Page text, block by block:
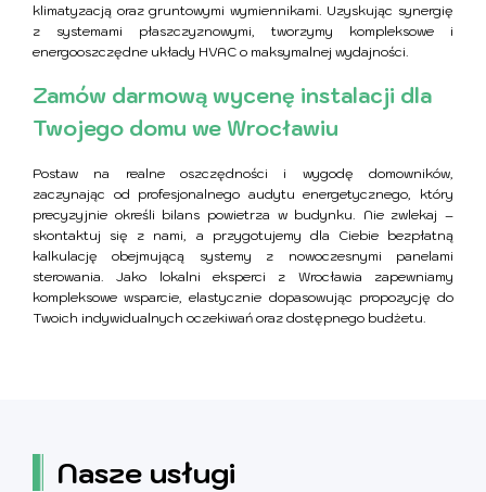
klimatyzacją oraz gruntowymi wymiennikami. Uzyskując synergię
z systemami płaszczyznowymi, tworzymy kompleksowe i
energooszczędne układy HVAC o maksymalnej wydajności.
Zamów darmową wycenę instalacji dla
Twojego domu we Wrocławiu
Postaw na realne oszczędności i wygodę domowników,
zaczynając od profesjonalnego audytu energetycznego, który
precyzyjnie określi bilans powietrza w budynku. Nie zwlekaj –
skontaktuj się z nami, a przygotujemy dla Ciebie bezpłatną
kalkulację obejmującą systemy z nowoczesnymi panelami
sterowania. Jako lokalni eksperci z Wrocławia zapewniamy
kompleksowe wsparcie, elastycznie dopasowując propozycję do
Twoich indywidualnych oczekiwań oraz dostępnego budżetu.
Nasze usługi